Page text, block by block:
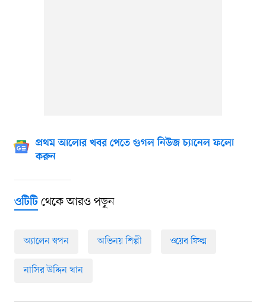
প্রথম আলোর খবর পেতে গুগল নিউজ চ্যানেল ফলো
করুন
ওটিটিথেকে আরও পড়ুন
অ্যালেন স্বপন অভিনয় শিল্পী ওয়েব ফিল্ম
নাসির উদ্দিন খান